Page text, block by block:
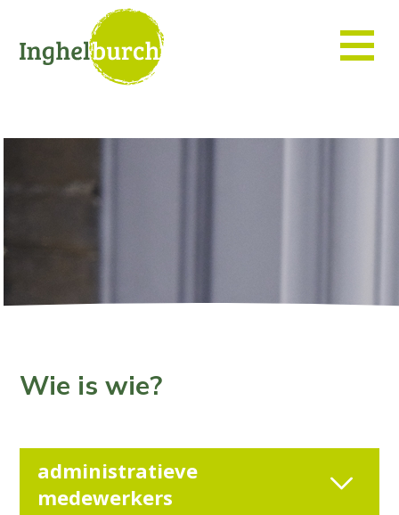
Wie is wie?
administratieve
medewerkers